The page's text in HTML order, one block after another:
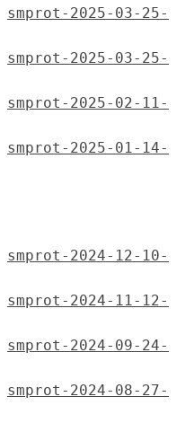
smprot-2025-03-25-
smprot-2025-03-25-
smprot-2025-02-11-
smprot-2025-01-14-
smprot-2024-12-10-
smprot-2024-11-12-
smprot-2024-09-24-
smprot-2024-08-27-